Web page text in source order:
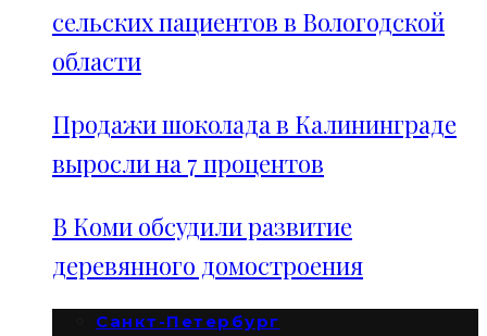
сельских пациентов в Вологодской
области
Продажи шоколада в Калининграде
выросли на 7 процентов
В Коми обсудили развитие
деревянного домостроения
Санкт-Петербург